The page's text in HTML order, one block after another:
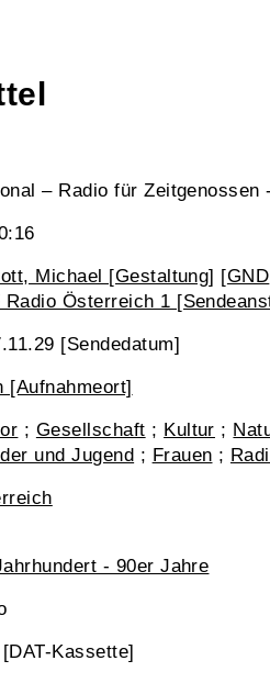
– Radio für Zeitgenossen
Michael [Gestaltung] [GND
Radio Österreich 1
[Sendedatum]
[Aufnahmeort]
; Gesellschaft ; Kultur ;
und Jugend ; Frauen ;
- 90er Jahre
[DAT-Kassette]